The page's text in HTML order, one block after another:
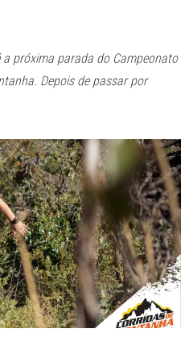
a próxima parada do Campeonato
Depois de passar por